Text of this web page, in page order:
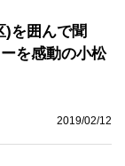
)を囲んで聞
を感動の小松
2019/02/12